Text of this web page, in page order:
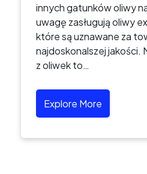
innych gatunków oliwy
uwagę zasługują oliwy
które są uznawane za
najdoskonalszej jakości.
z oliwek to…
Explore More